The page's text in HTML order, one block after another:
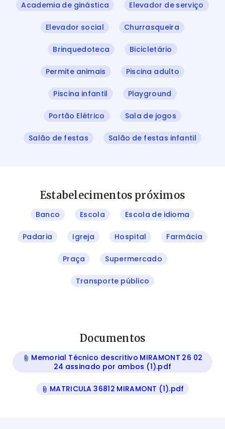
Academia de ginástica Elevador de serviço
Elevador social Churrasqueira
Brinquedoteca Bicicletário
Permite animais Piscina adulto
Piscina infantil Playground
Portão Elétrico Sala de jogos
Salão de festas Salão de festas infantil
Estabelecimentos próximos
Banco Escola Escola de idioma
Padaria Igreja Hospital Farmácia
Praça Supermercado
Transporte público
Documentos
Memorial Técnico descritivo MIRAMONT 26 02
24 assinado por ambos (1).pdf
MATRICULA 36812 MIRAMONT (1).pdf